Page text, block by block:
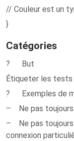
// Couleur est un
}
Catégories
? But
Étiqueter les tests
? Exemples de
– Ne pas toujours
– Ne pas
connexion